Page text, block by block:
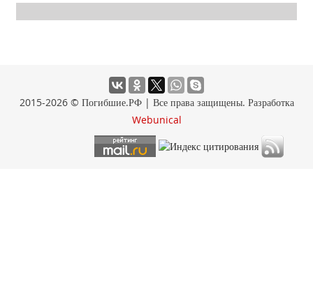
2015-2026 © Погибшие.РФ | Все права защищены. Разработка
Webunical